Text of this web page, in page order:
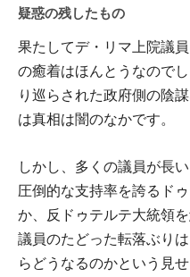
疑惑の残したもの
果たしてデ・リマ上院議
の癒着はほんとうなので
り巡らされた政府側の陰
は真相は闇のなかです。
しかし、多くの議員が長
圧倒的な支持率を誇るド
か、反ドゥテルテ大統領
議員のたどった転落ぶり
らどうなるのかという見